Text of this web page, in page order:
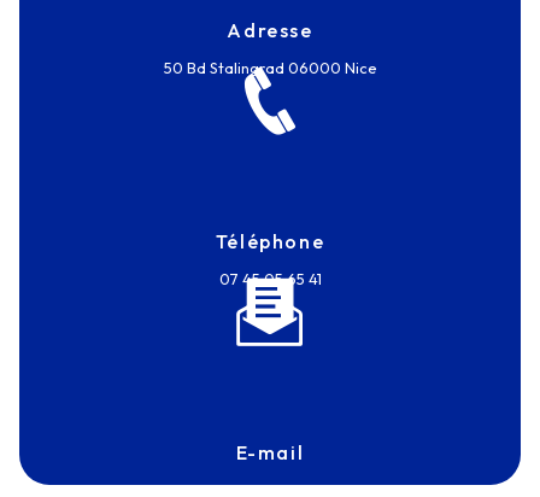
Adresse
50 Bd Stalingrad 06000 Nice
Téléphone
07 45 05 65 41
E-mail
frantz.touvron@antexmarine.com